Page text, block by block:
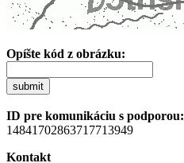
Opíšte kód z obrázku:
submit
ID pre komunikáciu s podporou:
14841702863717713949
Kontakt